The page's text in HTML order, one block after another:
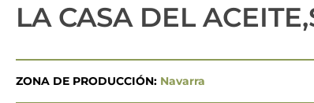
LA CASA DEL
ZONA DE PRODUCCIÓN: Navarra